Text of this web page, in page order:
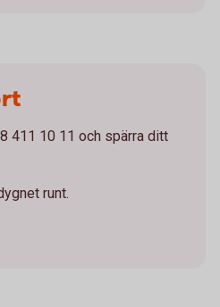
411 10 11 och spärra ditt
runt.